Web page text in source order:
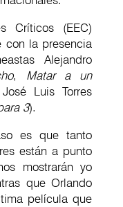
Críticos (EEC)
con la presencia
Alejandro
, Matar a un
Luis Torres
3).
es que tanto
están a punto
mostrarán yo
que Orlando
película que